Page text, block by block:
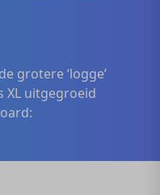
grotere ‘logge’
XL uitgegroeid